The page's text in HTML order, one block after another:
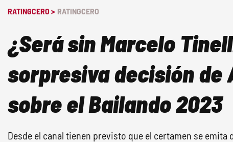
RATINGCERO > RATINGCERO
¿Será sin Marcelo
sorpresiva decisión de
sobre el Bailando 2023
Desde el canal tienen previsto que el certamen se emita